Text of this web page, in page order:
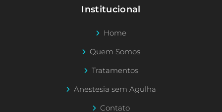
Institucional
Home
Quem Somos
Tratamentos
Anestesia sem Agulha
Contato